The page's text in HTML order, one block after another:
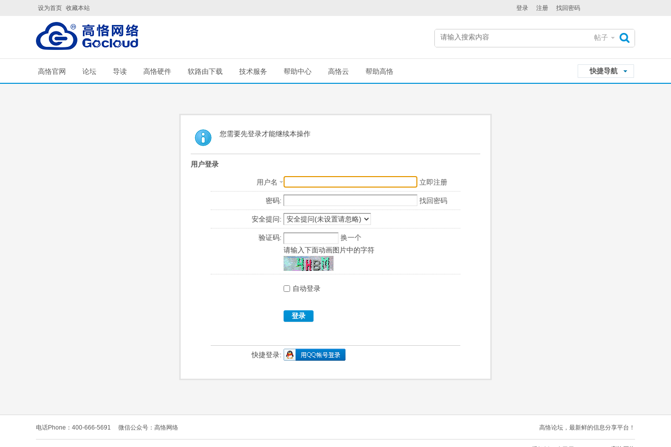
设为首页 收藏本站 登录 注册 找回密码
帖子
快捷导航
高恪官网 论坛 导读 高恪硬件 软路由下载 技术服务 帮助中心 高恪云 帮助高恪
您需要先登录才能继续本操作
用户登录
用户名 立即注册
密码: 找回密码
安全提问:
验证码:
换一个
请输入下面动画图片中的字符
自动登录
登录
快捷登录:
电话Phone：400-666-5691 微信公众号：高恪网络 高恪论坛，最新鲜的信息分享平台！